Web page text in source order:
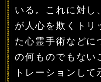
いる。これに対し
が人心を欺くトリ
た心霊手術などに
の何ものでもない
トレーションし